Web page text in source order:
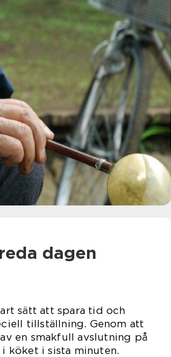
dagen
sätt att spara tid och
tillställning. Genom att
en smakfull avslutning på
köket i sista minuten.